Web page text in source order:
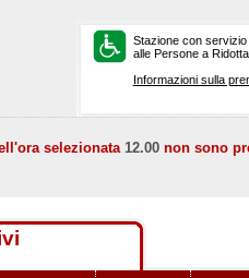
Stazione con
alle Persone a
Informazioni sulla
selezionata12.00 non sono